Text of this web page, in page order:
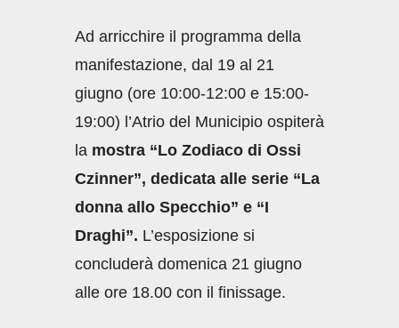
Ad arricchire il programma della
manifestazione, dal 19 al 21
giugno (ore 10:00-12:00 e 15:00-
19:00) l’Atrio del Municipio ospiterà
la mostra “Lo Zodiaco di Ossi
Czinner”, dedicata alle serie “La
donna allo Specchio” e “I
Draghi”. L’esposizione si
concluderà domenica 21 giugno
alle ore 18.00 con il finissage.